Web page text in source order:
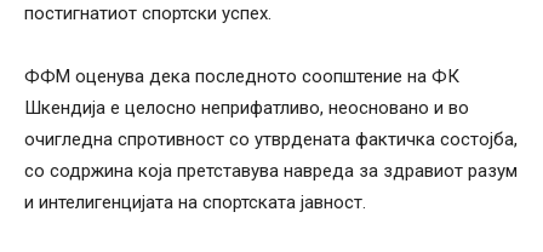
постигнатиот спортски успех.
ФФМ оценува дека последното соопштение на ФК
Шкендија е целосно неприфатливо, неосновано и во
очигледна спротивност со утврдената фактичка состојба,
со содржина која претставува навреда за здравиот разум
и интелигенцијата на спортската јавност.